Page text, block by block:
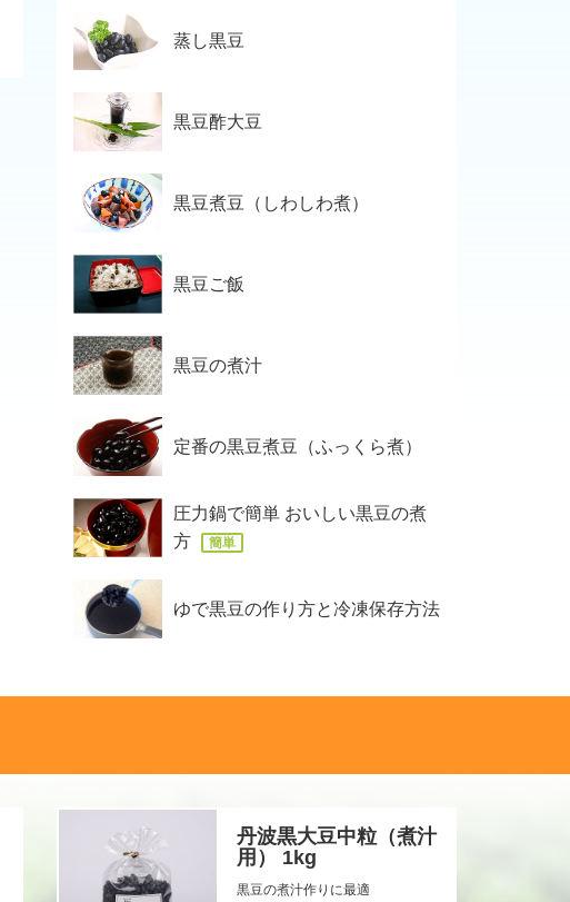
蒸し黒豆
黒豆酢大豆
黒豆煮豆（しわしわ煮）
黒豆ご飯
黒豆の煮汁
定番の黒豆煮豆（ふっくら煮）
圧力鍋で簡単 おいしい黒豆の煮
方
簡単
ゆで黒豆の作り方と冷凍保存方法
丹波黒大豆中粒（煮汁
用） 1kg
黒豆の煮汁作りに最適